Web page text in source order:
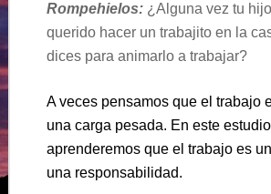
Rompehielos:¿Alguna vez tu
querido hacer un trabajito en la
dices para animarlo a trabajar?
A veces pensamos que el trabajo
una carga pesada. En este estudio
aprenderemos que el trabajo es
una responsabilidad.